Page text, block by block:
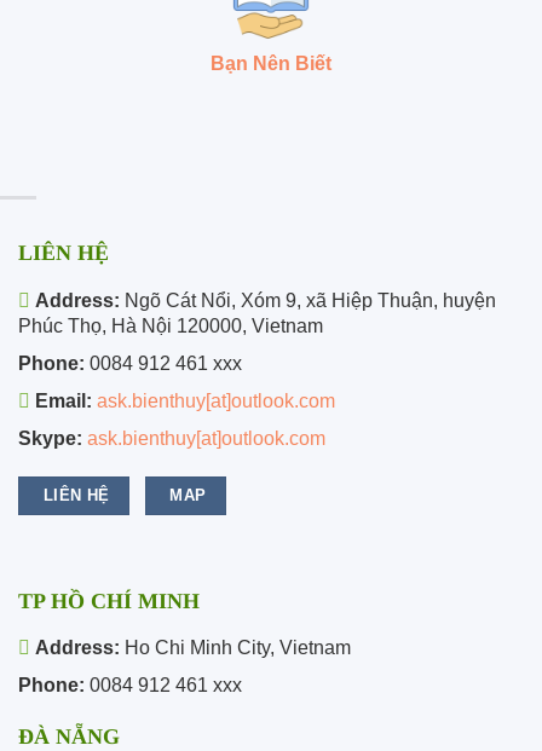
Bạn Nên Biết
LIÊN HỆ
Address: Ngõ Cát Nổi, Xóm 9, xã Hiệp Thuận, huyện
Phúc Thọ, Hà Nội 120000, Vietnam
Phone: 0084 912 461 xxx
Email: ask.bienthuy[at]outlook.com
Skype: ask.bienthuy[at]outlook.com
LIÊN HỆ MAP
TP HỒ CHÍ MINH
Address: Ho Chi Minh City, Vietnam
Phone: 0084 912 461 xxx
ĐÀ NẴNG